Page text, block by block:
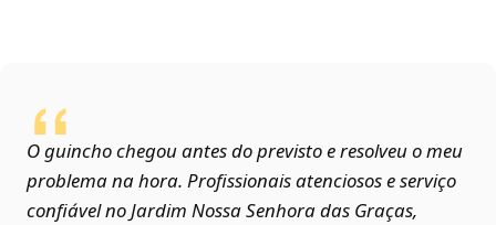
O guincho chegou antes do previsto e resolveu o meu
problema na hora. Profissionais atenciosos e serviço
confiável no Jardim Nossa Senhora das Graças,